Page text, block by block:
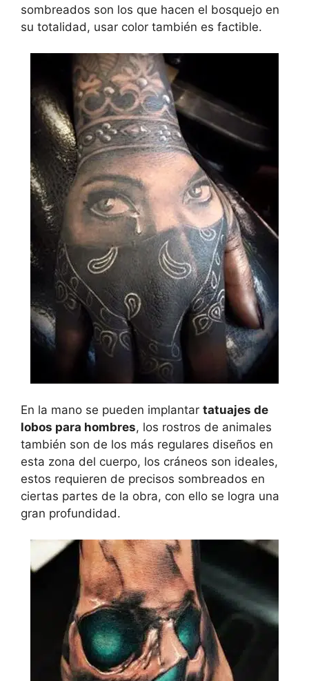
sombreados son los que hacen el bosquejo en
su totalidad, usar color también es factible.
En la mano se pueden implantar tatuajes de
lobos para hombres, los rostros de animales
también son de los más regulares diseños en
esta zona del cuerpo, los cráneos son ideales,
estos requieren de precisos sombreados en
ciertas partes de la obra, con ello se logra una
gran profundidad.